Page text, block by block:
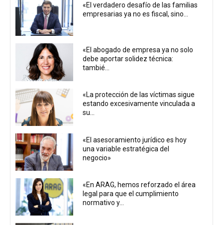
«El verdadero desafío de las familias
empresarias ya no es fiscal, sino...
«El abogado de empresa ya no solo
debe aportar solidez técnica:
tambié...
«La protección de las víctimas sigue
estando excesivamente vinculada a
su...
«El asesoramiento jurídico es hoy
una variable estratégica del
negocio»
«En ARAG, hemos reforzado el área
legal para que el cumplimiento
normativo y...